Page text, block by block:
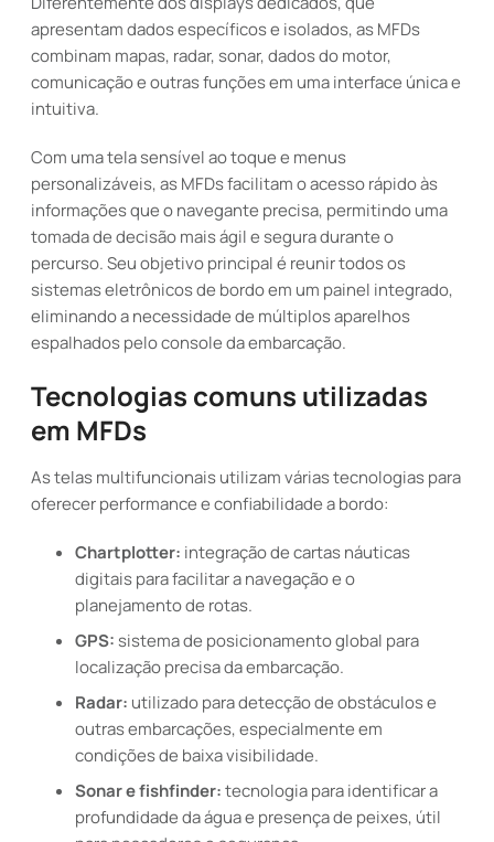
apresentam dados específicos e isolados, as MFDs
combinam mapas, radar, sonar, dados do motor,
comunicação e outras funções em uma interface única e
intuitiva.
Com uma tela sensível ao toque e menus
personalizáveis, as MFDs facilitam o acesso rápido às
informações que o navegante precisa, permitindo uma
tomada de decisão mais ágil e segura durante o
percurso. Seu objetivo principal é reunir todos os
sistemas eletrônicos de bordo em um painel integrado,
eliminando a necessidade de múltiplos aparelhos
espalhados pelo console da embarcação.
Tecnologias comuns utilizadas
em MFDs
As telas multifuncionais utilizam várias tecnologias para
oferecer performance e confiabilidade a bordo:
Chartplotter: integração de cartas náuticas
digitais para facilitar a navegação e o
planejamento de rotas.
GPS:sistema de posicionamento global para
localização precisa da embarcação.
Radar: utilizado para detecção de obstáculos e
outras embarcações, especialmente em
condições de baixa visibilidade.
Sonar e fishfinder:tecnologia para identificar a
profundidade da água e presença de peixes, útil